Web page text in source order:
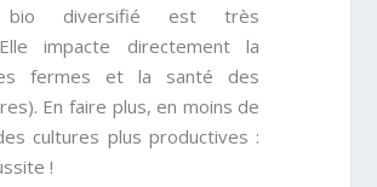
bio diversifié est très
impacte directement la
fermes et la santé des
En faire plus, en moins de
cultures plus productives :
!